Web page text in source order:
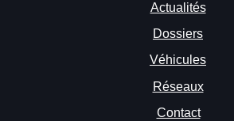
Actualités
Dossiers
Véhicules
Réseaux
Contact